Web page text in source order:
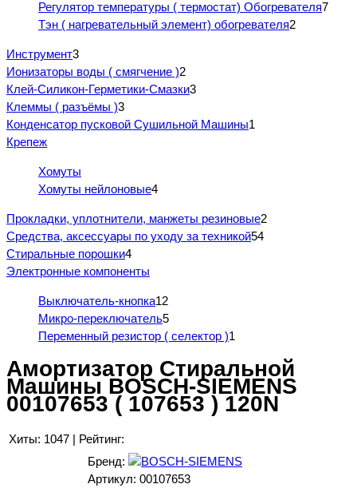
Регулятор температуры ( термостат) Обогревателя7
Тэн ( нагревательный элемент) обогревателя2
Инструмент3
Ионизаторы воды ( смягчение )2
Клей-Силикон-Герметики-Смазки3
Клеммы ( разъёмы )3
Конденсатор пусковой Сушильной Машины1
Крепеж
Хомуты
Хомуты нейлоновые4
Прокладки, уплотнители, манжеты резиновые2
Средства, аксессуары по уходу за техникой54
Стиральные порошки4
Электронные компоненты
Выключатель-кнопка12
Микро-переключатель5
Переменный резистор ( селектор )1
Амортизатор Стиральной
Машины BOSCH-SIEMENS
00107653 ( 107653 ) 120N
Хиты: 1047 | Рейтинг:
Бренд:
Артикул: 00107653